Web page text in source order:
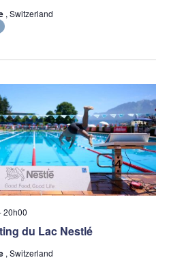
, Switzerland
du Lac Nestlé
20h00
, Switzerland